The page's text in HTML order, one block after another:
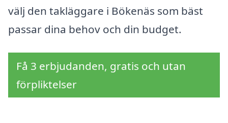
välj den takläggare i Bökenäs som bäst
passar dina behov och din budget.
Få 3 erbjudanden, gratis och utan
förpliktelser